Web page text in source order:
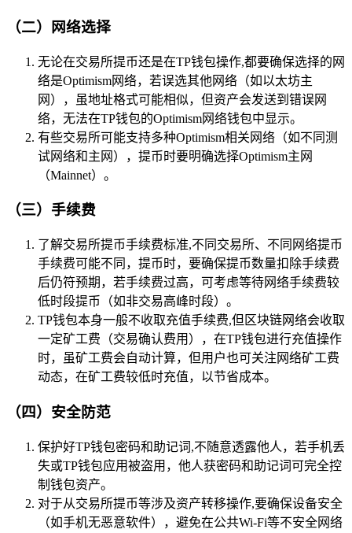
（二）网络选择
无论在交易所提币还是在TP钱包操作,都要确保选择的网
络是Optimism网络，若误选其他网络（如以太坊主
网），虽地址格式可能相似，但资产会发送到错误网
络，无法在TP钱包的Optimism网络钱包中显示。
有些交易所可能支持多种Optimism相关网络（如不同测
试网络和主网），提币时要明确选择Optimism主网
（Mainnet）。
（三）手续费
了解交易所提币手续费标准,不同交易所、不同网络提币
手续费可能不同，提币时，要确保提币数量扣除手续费
后仍符预期，若手续费过高，可考虑等待网络手续费较
低时段提币（如非交易高峰时段）。
TP钱包本身一般不收取充值手续费,但区块链网络会收取
一定矿工费（交易确认费用），在TP钱包进行充值操作
时，虽矿工费会自动计算，但用户也可关注网络矿工费
动态，在矿工费较低时充值，以节省成本。
（四）安全防范
保护好TP钱包密码和助记词,不随意透露他人，若手机丢
失或TP钱包应用被盗用，他人获密码和助记词可完全控
制钱包资产。
对于从交易所提币等涉及资产转移操作,要确保设备安全
（如手机无恶意软件），避免在公共Wi-Fi等不安全网络